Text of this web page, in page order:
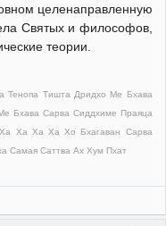
целенаправленную
Святых и философов,
теории.
Тенопа Тишта Дридхо Ме Бхава
Бхава Сарва Сиддхиме Праяца
Ха Ха Ха Хо Бхагаван Сарва
Самая Саттва Ах Хум Пхат